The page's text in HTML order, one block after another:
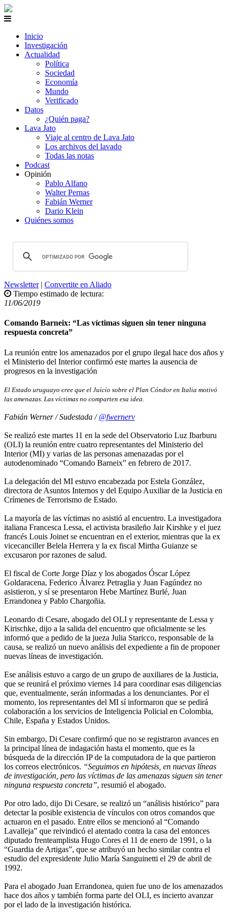
Inicio
Investigación
Actualidad
Política
Sociedad
Economía
Mundo
Verificado
Datos
¿Quién paga?
Lava Jato
Viaje al centro de Lava Jato
Los archivos del lavado
Todas las notas
Podcast
Opinión
Pablo Alfano
Walter Pernas
Fabián Werner
Dario Klein
Quiénes somos
Newsletter| Convertite en Aliado
Tiempo estimado de lectura:
11/06/2019
Comando Barneix: “Las víctimas siguen sin tener ninguna
respuesta concreta”
La reunión entre los amenazados por el grupo ilegal hace dos años y
el Ministerio del Interior confirmó este martes la ausencia de
progresos en la investigación
El Estado uruguayo cree que el Juicio sobre el Plan Cóndor en Italia motivó
las amenazas. Las víctimas no comparten esa idea.
Fabián Werner / Sudestada /@fwernerv
Se realizó este martes 11 en la sede del Observatorio Luz Ibarburu
(OLI) la reunión entre cuatro representantes del Ministerio del
Interior (MI) y varias de las personas amenazadas por el
autodenominado “Comando Barneix” en febrero de 2017.
La delegación del MI estuvo encabezada por Estela González,
directora de Asuntos Internos y del Equipo Auxiliar de la Justicia en
Crímenes de Terrorismo de Estado.
La mayoría de las víctimas no asistió al encuentro. La investigadora
italiana Francesca Lessa, el activista brasileño Jair Kirshke y el juez
francés Louis Joinet se encuentran en el exterior, mientras que la ex
vicecanciller Belela Herrera y la ex fiscal Mirtha Guianze se
excusaron por razones de salud.
El fiscal de Corte Jorge Díaz y los abogados Óscar López
Goldaracena, Federico Álvarez Petraglia y Juan Fagúndez no
asistieron, y sí se presentaron Hebe Martínez Burlé, Juan
Errandonea y Pablo Chargoñia.
Leonardo di Cesare, abogado del OLI y representante de Lessa y
Kirischke, dijo a la salida del encuentro que oficialmente se les
informó que a pedido de la jueza Julia Staricco, responsable de la
causa, se realizó un nuevo análisis del expediente a fin de proponer
nuevas líneas de investigación.
Ese análisis estuvo a cargo de un grupo de auxiliares de la Justicia,
que se reunirá el próximo viernes 14 para coordinar esas diligencias
que, eventualmente, serán informadas a los denunciantes. Por el
momento, los representantes del MI sí informaron que se pedirá
colaboración a los servicios de Inteligencia Policial en Colombia,
Chile, España y Estados Unidos.
Sin embargo, Di Cesare confirmó que no se registraron avances en
la principal línea de indagación hasta el momento, que es la
búsqueda de la dirección IP de la computadora de la que partieron
los correos electrónicos. “Seguimos en hipótesis, en nuevas líneas
de investigación, pero las víctimas de las amenazas siguen sin tener
ninguna respuesta concreta”, resumió el abogado.
Por otro lado, dijo Di Cesare, se realizó un “análisis histórico” para
detectar la posible existencia de vínculos con otros comandos que
actuaron en el pasado. Entre ellos se mencionó al “Comando
Lavalleja” que reivindicó el atentado contra la casa del entonces
diputado frenteamplista Hugo Cores el 11 de enero de 1991, o la
“Guardia de Artigas”, que se atribuyó un hecho similar contra el
estudio del expresidente Julio María Sanguinetti el 29 de abril de
1992.
Para el abogado Juan Errandonea, quien fue uno de los amenazados
hace dos años y también forma parte del OLI, es incierto avanzar
por el lado de la investigación histórica.